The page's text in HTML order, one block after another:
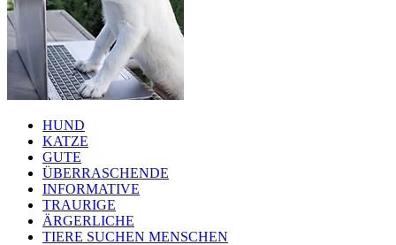
HUND
KATZE
GUTE
ÜBERRASCHENDE
INFORMATIVE
TRAURIGE
ÄRGERLICHE
TIERE SUCHEN MENSCHEN